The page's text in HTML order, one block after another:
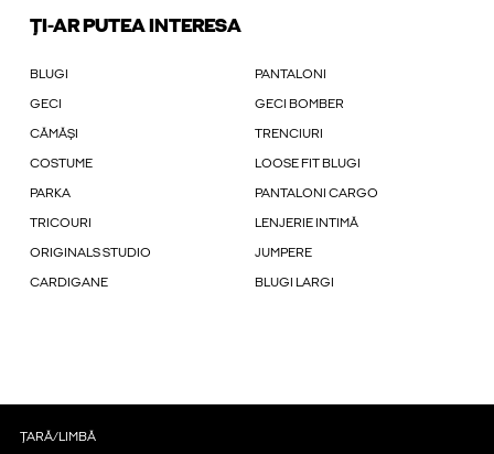
ȚI-AR PUTEA INTERESA
BLUGI PANTALONI
GECI GECI BOMBER
CĂMĂȘI TRENCIURI
COSTUME LOOSE FIT BLUGI
PARKA PANTALONI CARGO
TRICOURI LENJERIE INTIMĂ
ORIGINALS STUDIO JUMPERE
CARDIGANE BLUGI LARGI
ȚARĂ/LIMBĂ